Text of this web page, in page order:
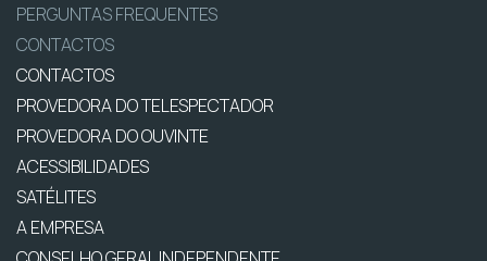
PERGUNTAS FREQUENTES
CONTACTOS
CONTACTOS
PROVEDORA DO TELESPECTADOR
PROVEDORA DO OUVINTE
ACESSIBILIDADES
SATÉLITES
A EMPRESA